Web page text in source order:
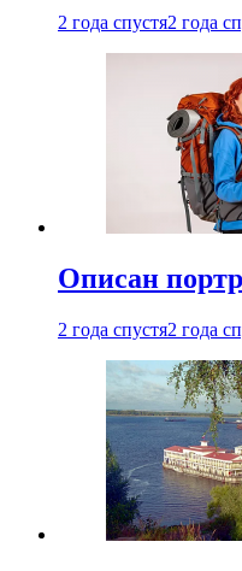
2 года спустя2 года
Описан
2 года спустя2 года